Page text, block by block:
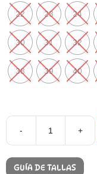
22 23 24
30 31 32
38 39 40
- +
GUÍA DE TALLAS